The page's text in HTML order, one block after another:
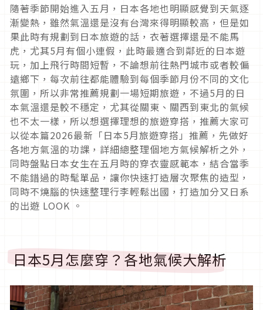
隨著季節開始進入五月，日本各地也明顯感覺到天氣逐
漸變熱，雖然氣溫還是沒有台灣來得明顯較高，但是如
果此時有規劃到日本旅遊的話，衣著選擇還是不能馬
虎，尤其5月有個小連假，此時最適合到鄰近的日本遊
玩，加上飛行時間短暫，不論想前往熱門城市或者較偏
遠鄉下，每次前往都能體驗到每個季節月份不同的文化
氛圍，所以非常推薦規劃一場短期旅遊，不過5月的日
本氣溫還是較不穩定，尤其從關東、關西到東北的氣候
也不太一樣，所以想選擇理想的旅遊穿搭，推薦大家可
以從本篇2026最新「日本5月旅遊穿搭」推薦，先做好
各地方氣溫的功課，詳細總整理個地方氣候解析之外，
同時盤點日本女生在五月時的穿衣靈感範本，結合當季
不能錯過的時髦單品，讓你快速打造層次聚焦的造型，
同時不燒腦的快速整理行李輕鬆出國，打造加分又日系
的出遊 LOOK 。
日本5月怎麼穿？各地氣候大解析